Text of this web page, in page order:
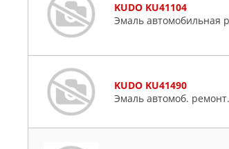
KUDO KU41104
Эмаль автомобильная
KUDO KU41490
Эмаль автомоб.